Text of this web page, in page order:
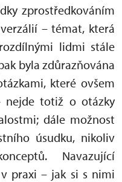
zprostředkováním
– témat, která
lidmi stále
byla zdůrazňována
které ovšem
totiž o otázky
dále možnost
úsudku, nikoliv
Navazující
praxi – jak si s nimi